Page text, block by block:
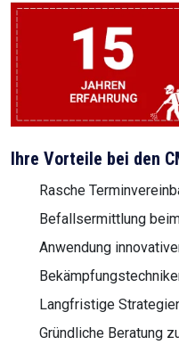
Ihre Vorteile bei den
Rasche
Befallsermittlung
Anwendung
Langfristige
Gründliche Beratung